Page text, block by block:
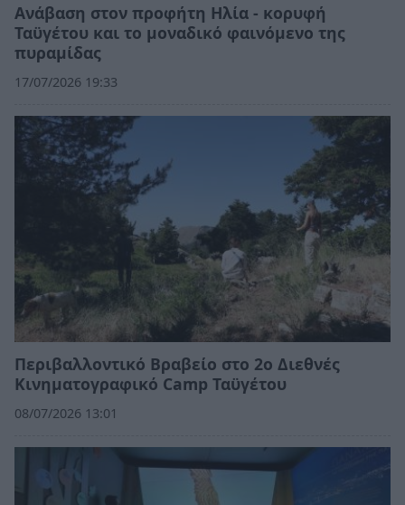
Ανάβαση στον προφήτη Ηλία - κορυφή
Ταϋγέτου και το μοναδικό φαινόμενο της
πυραμίδας
17/07/2026 19:33
Περιβαλλοντικό Βραβείο στο 2ο Διεθνές
Κινηματογραφικό Camp Ταϋγέτου
08/07/2026 13:01